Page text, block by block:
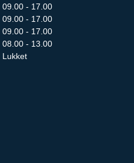
09.00 - 17.00
09.00 - 17.00
09.00 - 17.00
08.00 - 13.00
Lukket